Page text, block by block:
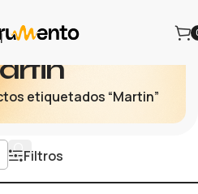
etiquetados “Martin”
Filtros